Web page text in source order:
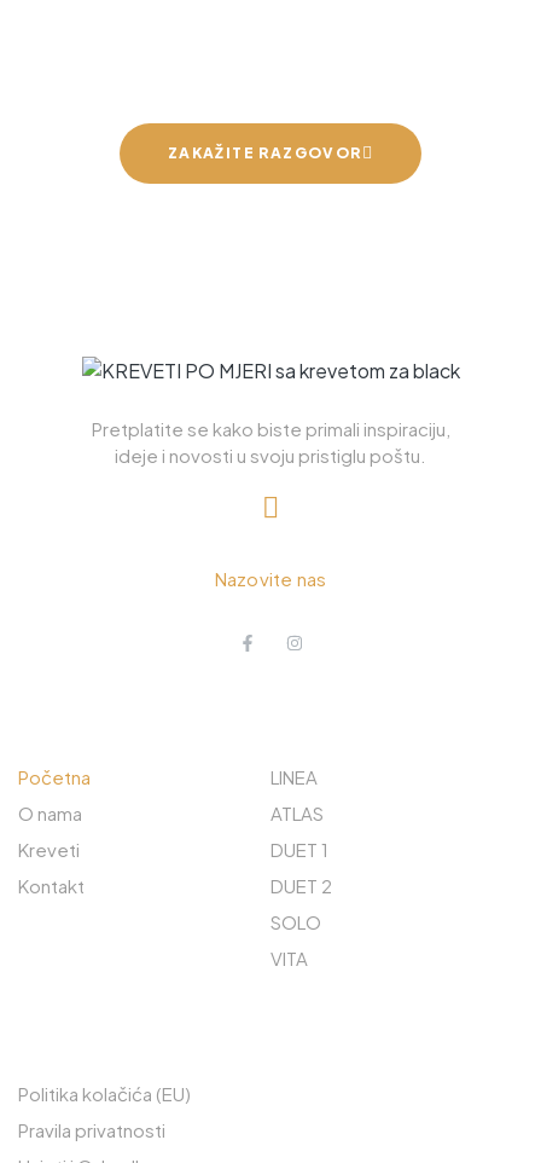
ZAKAŽITE RAZGOVOR
Pretplatite se kako biste primali inspiraciju,
ideje i novosti u svoju pristiglu poštu.
Nazovite nas
Početna
O nama
Kreveti
Kontakt
LINEA
ATLAS
DUET 1
DUET 2
SOLO
VITA
Politika kolačića (EU)
Pravila privatnosti